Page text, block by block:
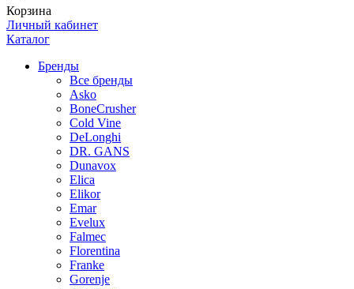
Корзина
Личный кабинет
Каталог
Бренды
Все бренды
Asko
BoneCrusher
Cold Vine
DeLonghi
DR. GANS
Dunavox
Elica
Elikor
Emar
Evelux
Falmec
Florentina
Franke
Gorenje